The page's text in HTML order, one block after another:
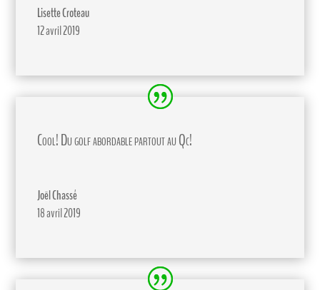
Lisette Croteau
12 avril 2019
Cool! Du golf abordable partout au Qc!
Joël Chassé
18 avril 2019